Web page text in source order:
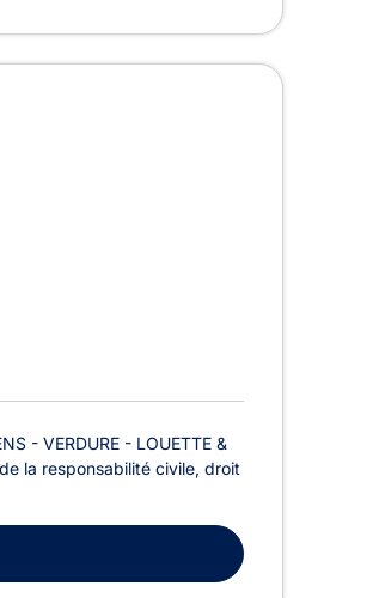
- VERDURE - LOUETTE &
la responsabilité civile, droit